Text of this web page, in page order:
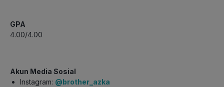
GPA
4.00/4.00
Akun Media Sosial
Instagram: @brother_azka